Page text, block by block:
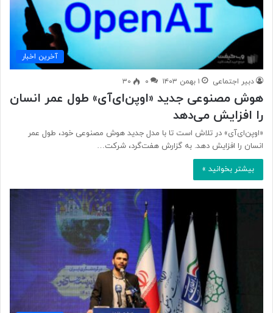
آخرین اخبار
دبیر اجتماعی ۱ بهمن ۱۴۰۳ ۰ ۳۰
هوش مصنوعی جدید «اوپن‌ای‌آی» طول عمر انسان
را افزایش می‌دهد
«اوپن‌ای‌آی» در تلاش است تا با مدل جدید هوش مصنوعی خود، طول عمر
انسان را افزایش دهد. به گزارش هفت‌گرد، شرکت…
بیشتر بخوانید »